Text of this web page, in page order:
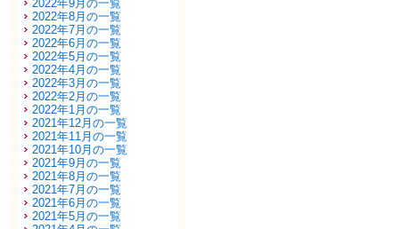
2022年9月の一覧
2022年8月の一覧
2022年7月の一覧
2022年6月の一覧
2022年5月の一覧
2022年4月の一覧
2022年3月の一覧
2022年2月の一覧
2022年1月の一覧
2021年12月の一覧
2021年11月の一覧
2021年10月の一覧
2021年9月の一覧
2021年8月の一覧
2021年7月の一覧
2021年6月の一覧
2021年5月の一覧